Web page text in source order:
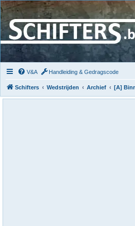
V&A Handleiding & Gedragscode
Schifters Wedstrijden Archief [A]